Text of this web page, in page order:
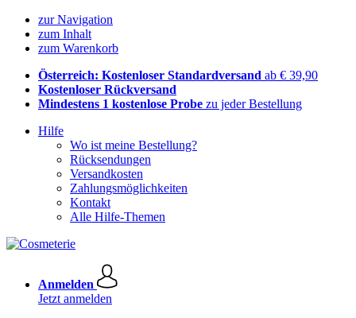
zur Navigation
zum Inhalt
zum Warenkorb
Österreich: Kostenloser Standardversand ab € 39,90
Kostenloser Rückversand
Mindestens 1 kostenlose Probe zu jeder Bestellung
Hilfe
Wo ist meine Bestellung?
Rücksendungen
Versandkosten
Zahlungsmöglichkeiten
Kontakt
Alle Hilfe-Themen
Anmelden
Jetzt anmelden